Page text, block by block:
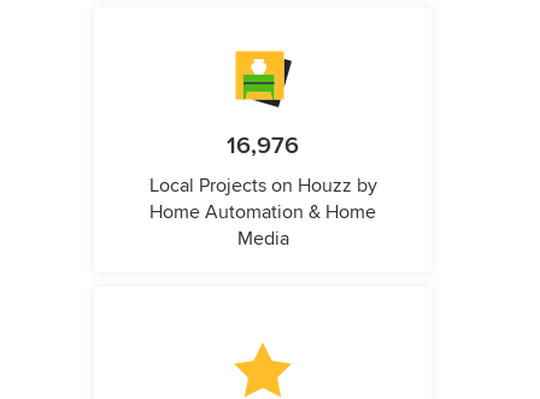
16,976
Local Projects on Houzz by
Home Automation & Home
Media